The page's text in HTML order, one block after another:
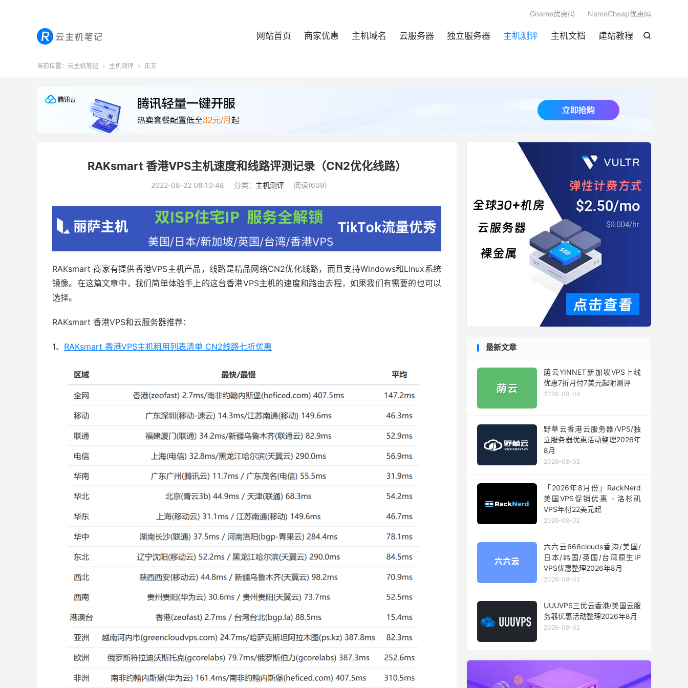

网站首页 商家优惠 主机域名 云服务器 独立服务器 主机测评 主机文档 建站教程
Gname优惠码 NameCheap优惠码
当前位置： 云主机笔记  主机测评  正文
RAKsmart 香港VPS主机速度和线路评测记录（CN2优化线路）
2022-08-22 08:10:48 分类： 主机测评 阅读(609)
RAKsmart 商家有提供香港VPS主机产品，线路是精品网络CN2优化线路，而且支持Windows和Linux系统
镜像。在这篇文章中，我们简单体验手上的这台香港VPS主机的速度和路由去程，如果我们有需要的也可以
选择。
RAKsmart 香港VPS和云服务器推荐：
1、 RAKsmart 香港VPS主机租用列表清单 CN2线路七折优惠 最新文章
荫云YINNET新加坡VPS上线
优惠7折月付7美元起附测评
2026-08-04
野草云香港云服务器/VPS/独
立服务器优惠活动整理2026年
8月
2026-08-02
「2026年8月份」RackNerd
美国VPS促销优惠 - 洛杉矶
VPS年付22美元起
2026-08-02
六六云666clouds香港/美国/
日本/韩国/英国/台湾原生IP
VPS优惠整理2026年8月
2026-08-02
UUUVPS三优云香港/美国云服
务器优惠活动整理2026年8月
2026-08-02